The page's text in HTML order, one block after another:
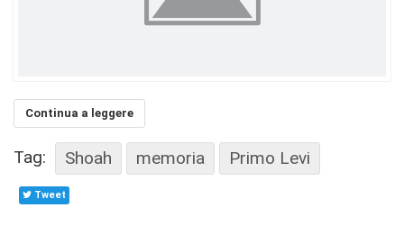
Continua a leggere
Tag: Shoah memoria Primo Levi
Tweet